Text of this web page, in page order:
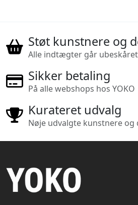
Støt kunstnere og
Alle indtægter går
Sikker betaling
På alle webshops hos YOKO
Kurateret udvalg
Nøje udvalgte kunstnere og